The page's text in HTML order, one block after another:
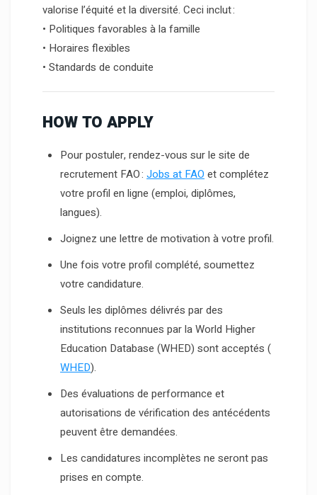
valorise l’équité et la diversité. Ceci inclut :
• Politiques favorables à la famille
• Horaires flexibles
• Standards de conduite
HOW TO APPLY
Pour postuler, rendez-vous sur le site de
recrutement FAO : Jobs at FAO et complétez
votre profil en ligne (emploi, diplômes,
langues).
Joignez une lettre de motivation à votre profil.
Une fois votre profil complété, soumettez
votre candidature.
Seuls les diplômes délivrés par des
institutions reconnues par la World Higher
Education Database (WHED) sont acceptés (
WHED).
Des évaluations de performance et
autorisations de vérification des antécédents
peuvent être demandées.
Les candidatures incomplètes ne seront pas
prises en compte.